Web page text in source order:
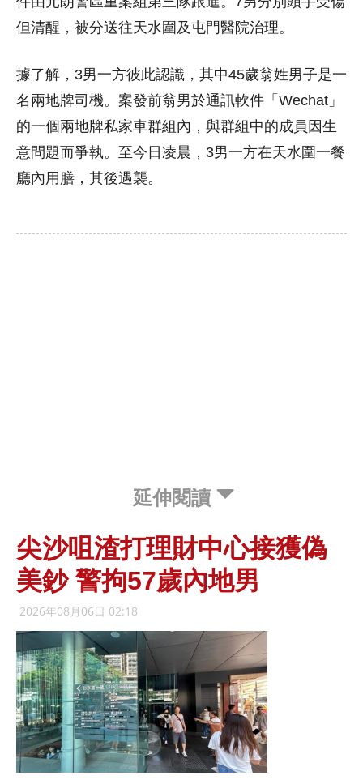
但清醒，被分送往天水圍及屯門醫院治理。
據了解，3男一方彼此認識，其中45歲翁姓男子是一
名兩地牌司機。案發前翁男於通訊軟件「Wechat」
的一個兩地牌私家車群組內，與群組中的成員因生
意問題而爭執。至今日凌晨，3男一方在天水圍一餐
廳內用膳，其後遇襲。
延伸閱讀
尖沙咀渣打理財中心接獲偽
美鈔 警拘57歲內地男
2026年08月06日 02:18